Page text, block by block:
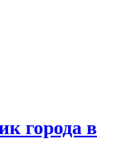
города в